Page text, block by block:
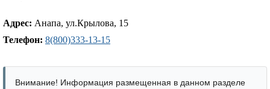
Адрес: Анапа, ул.Крылова, 15
Телефон: 8(800)333-13-15
Внимание! Информация размещенная в данном разделе